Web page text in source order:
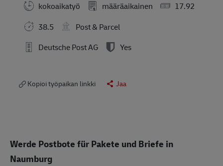
kokoaikatyö
määräaikainen
17.92
38.5
Post & Parcel
Deutsche Post AG
Yes
Kopioi työpaikan linkki Jaa
Werde Postbote für Pakete und Briefe in
Naumburg